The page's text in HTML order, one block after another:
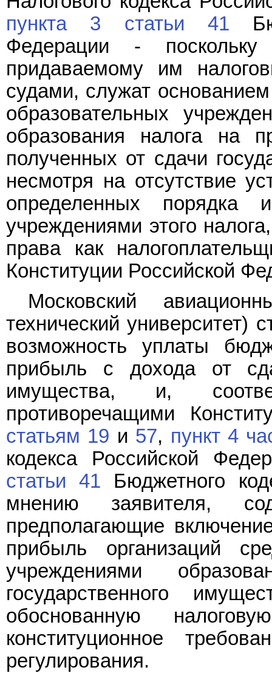
пункта 3 статьи 41
Федерации -
придаваемому им
судами, служат
образовательных
образования налога на
полученных от сдачи
несмотря на отсутствие
определенных порядка
учреждениями этого
права как
Конституции Российской
Московский
технический университет)
возможность уплаты
прибыль с дохода от
имущества, и,
противоречащими
статьям 19 и 57, пункт 4
кодекса Российской
статьи 41 Бюджетного
мнению заявителя,
предполагающие
прибыль организаций
учреждениями
государственного
обоснованную
конституционное
регулирования.